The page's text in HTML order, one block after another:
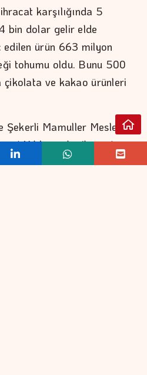
karşılığında 5
bin dolar gelir elde
ürün 663 milyon
tohumu oldu. Bunu 500
ve kakao ürünleri
Şekerli Mamuller Meslek
Yıldırım, bu ihracatın
ciddi manada